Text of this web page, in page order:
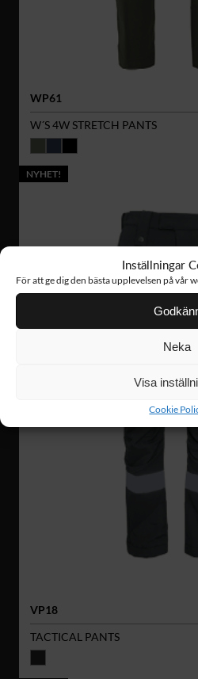
Inställningar
För att ge dig den bästa upplevelsen på vår
Neka
Visa
Cookie
WP61
W´S 4W STRETCH PANTS
NYHET!
VP18
TACTICAL PANTS